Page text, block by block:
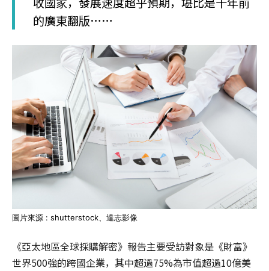
的廣東翻版……
圖片來源 : shutterstock、達志影像
《亞太地區全球採購解密》報告主要受訪對象是《財富》
世界500強的跨國企業，其中超過75%為市值超過10億美